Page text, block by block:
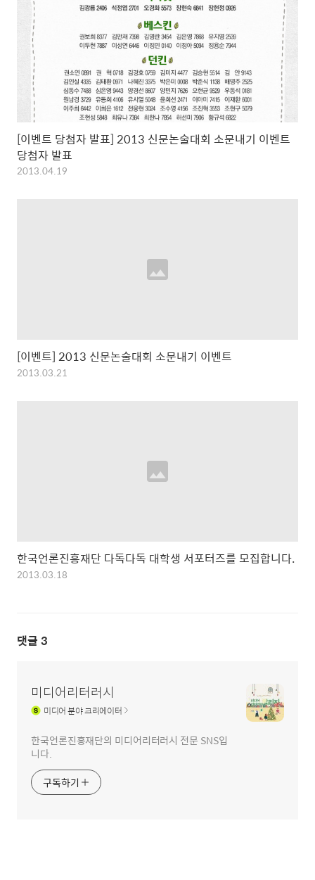
[이벤트 당첨자 발표] 2013 신문논술대회 소문내기 이벤트
당첨자 발표
2013.04.19
[이벤트] 2013 신문논술대회 소문내기 이벤트
2013.03.21
한국언론진흥재단 다독다독 대학생 서포터즈를 모집합니다.
2013.03.18
댓글 3
미디어리터러시
미디어분야 크리에이터
한국언론진흥재단의 미디어리터러시 전문 SNS입
니다.
구독하기